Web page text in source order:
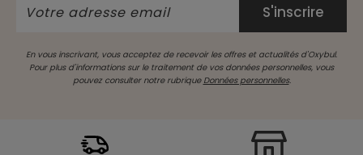
En vous inscrivant, vous acceptez de recevoir les offres et actualités d'Oxybul.
Pour plus d'informations sur le traitement de vos données personnelles, vous
pouvez consulter notre rubrique Données personnelles.